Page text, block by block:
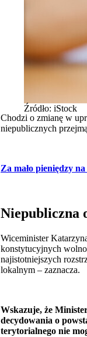
Źródło: iStock
Chodzi o zmianę w
niepublicznych
Za mało pieniędzy
Niepubliczna
Wiceminister
konstytucyjnych
najistotniejszych
lokalnym – zaznacza.
Wskazuje, że
decydowania o
terytorialnego nie